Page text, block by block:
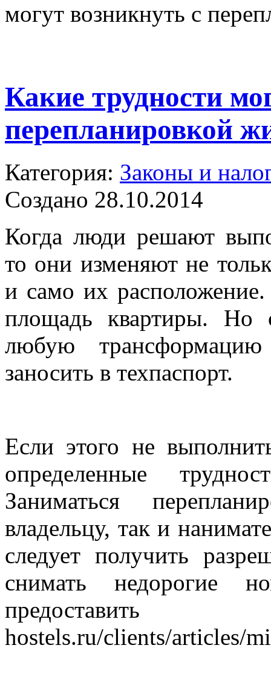
могут возникнуть с
Какие трудности
перепланировкой
Категория: Законы и
Создано 28.10.2014
Когда люди решают
то они изменяют не
и само их расположение.
площадь квартиры. Но
любую трансформацию
заносить в техпаспорт.
Если этого не
определенные
Заниматься
владельцу, так и
следует получить
снимать недорогие
hostels.ru/clients/articles/